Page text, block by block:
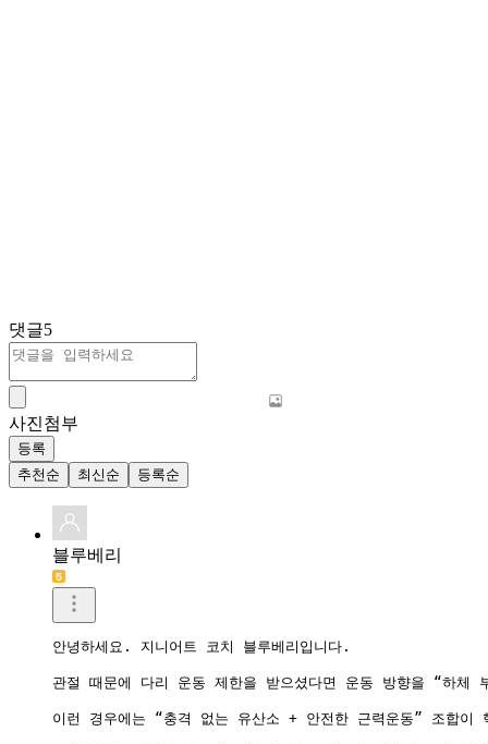
댓글5
사진첨부
등록
추천순
최신순 등록순
블루베리
안녕하세요. 지니어트 코치 블루베리입니다.
관절 때문에 다리 운동 제한을 받으셨다면 운동 방향을 “하체
이런 경우에는 “충격 없는 유산소 + 안전한 근력운동” 조합